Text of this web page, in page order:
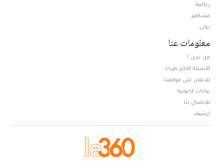
رياضة
مشاهير
دولي
معلومات عنا
من نحن ؟
الأسئلة الأكثر طرحا
للإعلان على موقعنا
بيانات قانونية
للإتصال بنا
أرشيف